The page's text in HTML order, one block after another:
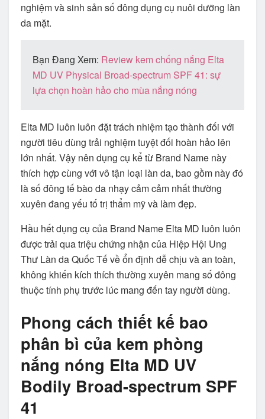
nghiệm và sinh sản số đông dụng cụ nuôi dưỡng làn
da mặt.
Bạn Đang Xem: Review kem chống nắng Elta
MD UV Physical Broad-spectrum SPF 41: sự
lựa chọn hoàn hảo cho mùa nắng nóng
Elta MD luôn luôn đặt trách nhiệm tạo thành đối với
người tiêu dùng trải nghiệm tuyệt đối hoàn hảo lên
lớn nhất. Vậy nên dụng cụ kể từ Brand Name này
thích hợp cùng với vô tận loại làn da, bao gồm này đó
là số đông tế bào da nhạy cảm cảm nhất thường
xuyên đang yếu tố trị thẩm mỹ và làm đẹp.
Hầu hết dụng cụ của Brand Name Elta MD luôn luôn
được trải qua triệu chứng nhận của Hiệp Hội Ung
Thư Làn da Quốc Tế về ổn định dễ chịu và an toàn,
không khiến kích thích thường xuyên mang số đông
thuộc tính phụ trước lúc mang đến tay người dùng.
Phong cách thiết kế bao
phân bì của kem phòng
nắng nóng Elta MD UV
Bodily Broad-spectrum SPF
41